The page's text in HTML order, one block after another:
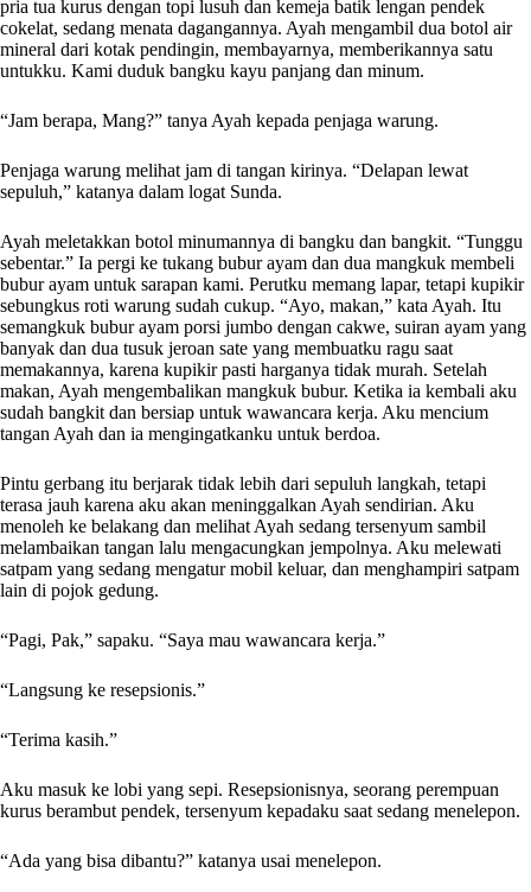
pria tua kurus dengan topi lusuh dan kemeja batik lengan pendek
cokelat, sedang menata dagangannya. Ayah mengambil dua botol air
mineral dari kotak pendingin, membayarnya, memberikannya satu
untukku. Kami duduk bangku kayu panjang dan minum.
“Jam berapa, Mang?” tanya Ayah kepada penjaga warung.
Penjaga warung melihat jam di tangan kirinya. “Delapan lewat
sepuluh,” katanya dalam logat Sunda.
Ayah meletakkan botol minumannya di bangku dan bangkit. “Tunggu
sebentar.” Ia pergi ke tukang bubur ayam dan dua mangkuk membeli
bubur ayam untuk sarapan kami. Perutku memang lapar, tetapi kupikir
sebungkus roti warung sudah cukup. “Ayo, makan,” kata Ayah. Itu
semangkuk bubur ayam porsi jumbo dengan cakwe, suiran ayam yang
banyak dan dua tusuk jeroan sate yang membuatku ragu saat
memakannya, karena kupikir pasti harganya tidak murah. Setelah
makan, Ayah mengembalikan mangkuk bubur. Ketika ia kembali aku
sudah bangkit dan bersiap untuk wawancara kerja. Aku mencium
tangan Ayah dan ia mengingatkanku untuk berdoa.
Pintu gerbang itu berjarak tidak lebih dari sepuluh langkah, tetapi
terasa jauh karena aku akan meninggalkan Ayah sendirian. Aku
menoleh ke belakang dan melihat Ayah sedang tersenyum sambil
melambaikan tangan lalu mengacungkan jempolnya. Aku melewati
satpam yang sedang mengatur mobil keluar, dan menghampiri satpam
lain di pojok gedung.
“Pagi, Pak,” sapaku. “Saya mau wawancara kerja.”
“Langsung ke resepsionis.”
“Terima kasih.”
Aku masuk ke lobi yang sepi. Resepsionisnya, seorang perempuan
kurus berambut pendek, tersenyum kepadaku saat sedang menelepon.
“Ada yang bisa dibantu?” katanya usai menelepon.